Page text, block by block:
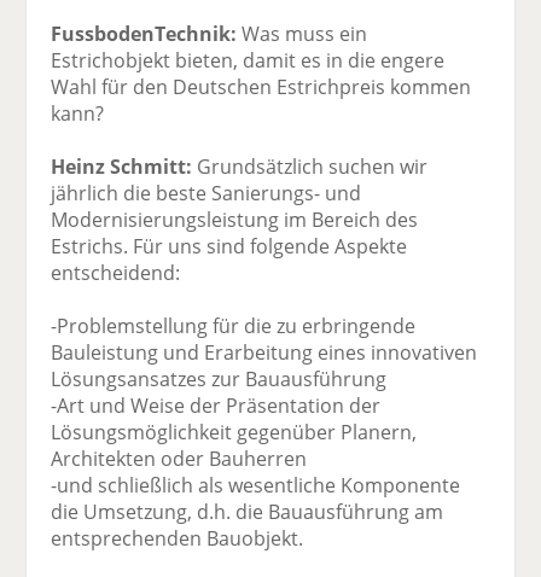
FussbodenTechnik: Was muss ein
Estrichobjekt bieten, damit es in die engere
Wahl für den Deutschen Estrichpreis kommen
kann?
Heinz Schmitt: Grundsätzlich suchen wir
jährlich die beste Sanierungs- und
Modernisierungsleistung im Bereich des
Estrichs. Für uns sind folgende Aspekte
entscheidend:
-Problemstellung für die zu erbringende
Bauleistung und Erarbeitung eines innovativen
Lösungsansatzes zur Bauausführung
-Art und Weise der Präsentation der
Lösungsmöglichkeit gegenüber Planern,
Architekten oder Bauherren
-und schließlich als wesentliche Komponente
die Umsetzung, d.h. die Bauausführung am
entsprechenden Bauobjekt.